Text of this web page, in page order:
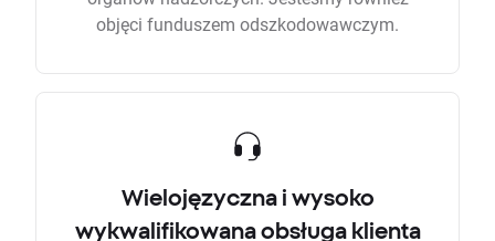
objęci funduszem odszkodowawczym.
Wielojęzyczna i wysoko
wykwalifikowana obsługa klienta